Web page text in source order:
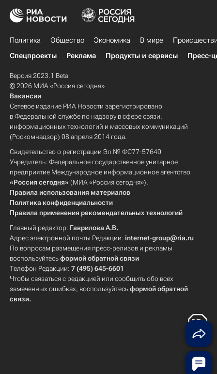
Политика Общество Экономика В мире
Спецпроекты
Реклама Продукты и сервисы Пресс-
Версия 2023.1 Beta
© 2026 МИА «Россия сегодня»
Вакансии
Сетевое издание РИА Новости зарегистрировано
в Федеральной службе по надзору в сфере связи,
информационных технологий и массовых коммуникаций
(Роскомнадзор) 08 апреля 2014 года.
Свидетельство о регистрации Эл № ФС77-57640
Учредитель: Федеральное государственное унитарное
предприятие Международное информационное агентство
«Россия сегодня» (МИА «Россия сегодня»).
Правила использования материалов
Политика конфиденциальности
Правила применения рекомендательных технологий
Главный редактор: Гаврилова А.В.
Адрес электронной почты Редакции: internet-group@ria.ru
По вопросам размещения пресс-релизов и рекламы
воспользуйтесьформой обратной связи
Телефон Редакции: 7 (495) 645-6601
Чтобы связаться с редакцией или сообщить обо всех
замеченных ошибках, воспользуйтесьформой обратной
связи.